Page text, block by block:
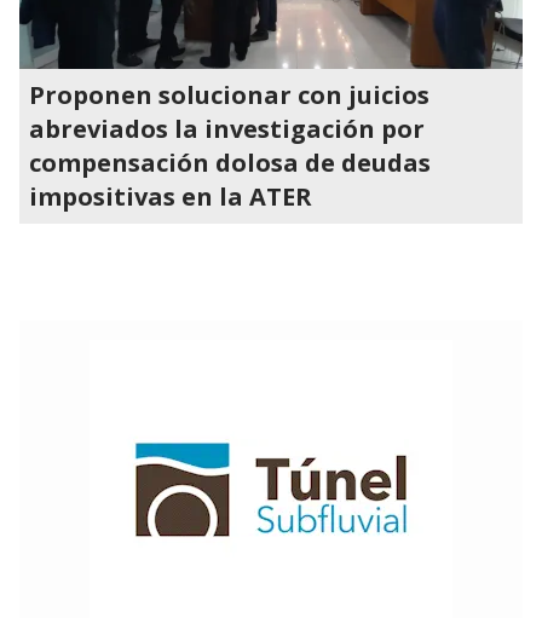
Proponen solucionar con juicios
abreviados la investigación por
compensación dolosa de deudas
impositivas en la ATER